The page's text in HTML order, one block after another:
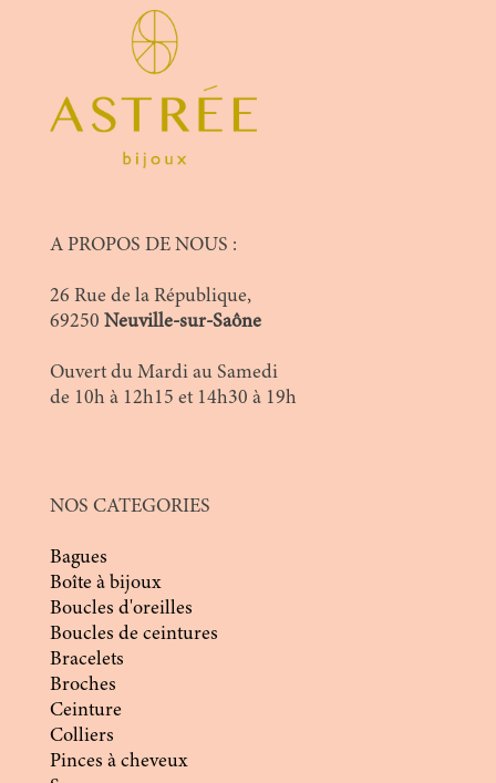
A PROPOS DE NOUS :
26 Rue de la République,
69250 Neuville-sur-Saône
Ouvert du Mardi au Samedi
de 10h à 12h15 et 14h30 à 19h
NOS CATEGORIES
Bagues
Boîte à bijoux
Boucles d'oreilles
Boucles de ceintures
Bracelets
Broches
Ceinture
Colliers
Pinces à cheveux